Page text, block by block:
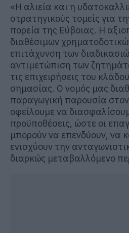
«Η αλιεία και η
στρατηγικούς τομείς για
πορεία της Εύβοιας. Η
διαθέσιμων
επιτάχυνση των
αντιμετώπιση των
τις επιχειρήσεις του
σημασίας. Ο νομός μας
παραγωγική παρουσία
οφείλουμε να
προϋποθέσεις, ώστε οι
μπορούν να επενδύουν, να
ενισχύουν την
διαρκώς μεταβαλλόμενο